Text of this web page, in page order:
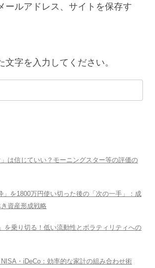
ールアドレス、サイトを保存す
文字を入力してください。
は信じていい？モーニングスター等の評価の
」を1800万円使い切った後の「次の一手」：成
資産形成戦略
を乗り切る！低い流動性とボラティリティへの
NISA・iDeCo：効率的な家計の組み合わせ術